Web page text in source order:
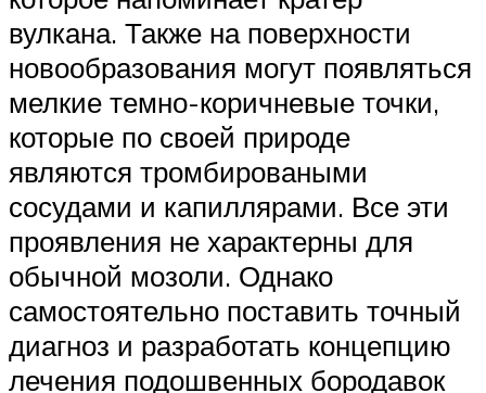
вулкана. Также на поверхности
новообразования могут появляться
мелкие темно-коричневые точки,
которые по своей природе
являются тромбироваными
сосудами и капиллярами. Все эти
проявления не характерны для
обычной мозоли. Однако
самостоятельно поставить точный
диагноз и разработать концепцию
лечения подошвенных бородавок